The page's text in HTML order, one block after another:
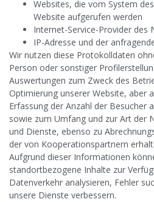
Websites, die vom System
Website aufgerufen werden
Internet-Service-Provider des
IP-Adresse und der
Wir nutzen diese Protokolldaten
Person oder sonstiger
Auswertungen zum Zweck des
Optimierung unserer Website, aber
Erfassung der Anzahl der Besucher
sowie zum Umfang und zur Art der
und Dienste, ebenso zu
der von Kooperationspartnern
Aufgrund dieser Informationen
standortbezogene Inhalte zur
Datenverkehr analysieren, Fehler
unsere Dienste verbessern.